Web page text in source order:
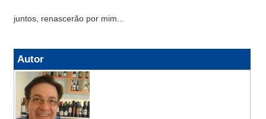
juntos, renascerão por mim...
Autor